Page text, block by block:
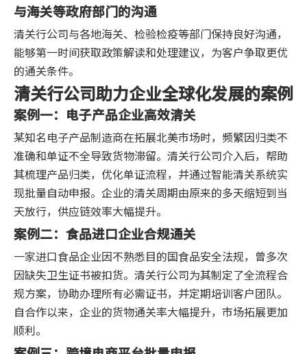
与海关等政府部门的沟通
清关行公司与各地海关、检验检疫等部门保持良好沟通，
能够第一时间获取政策解读和处理建议，为客户争取更优
的通关条件。
清关行公司助力企业全球化发展的案例
案例一：电子产品企业高效清关
某知名电子产品制造商在拓展北美市场时，频繁因归类不
准确和单证不全导致货物滞留。清关行公司介入后，帮助
其梳理产品归类，优化单证流程，并通过智能清关系统实
现批量自动申报。企业的清关周期由原来的多天缩短到当
天放行，供应链效率大幅提升。
案例二：食品进口企业合规通关
一家进口食品企业因不熟悉目的国食品安全法规，曾多次
因缺失卫生证书被扣货。清关行公司为其制定了全流程合
规方案，协助办理所有必需证书，并定期培训客户团队。
自合作以来，企业的货物通关率大幅提升，市场拓展更加
顺利。